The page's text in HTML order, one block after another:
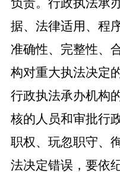
负责。行政执法承
据、法律适用、程
准确性、完整性、
构对重大执法决定
行政执法承办机构
核的人员和审批行
职权、玩忽职守、
法决定错误，要依